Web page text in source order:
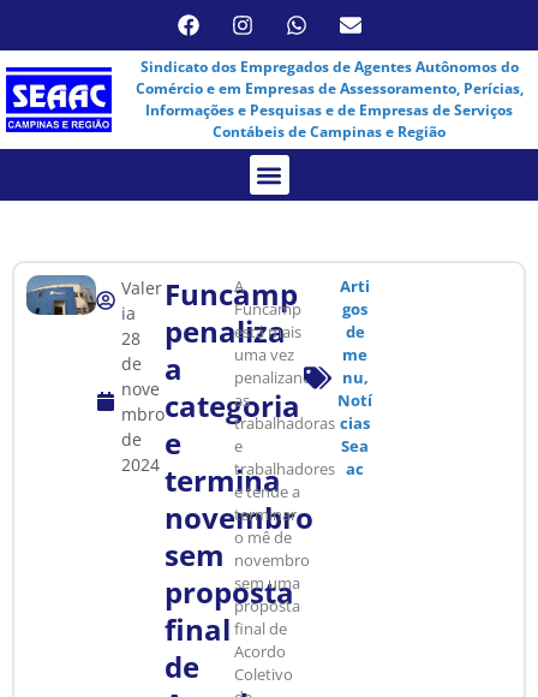
Sindicato dos Empregados de Agentes Autônomos do
Comércio e em Empresas de Assessoramento, Perícias,
Informações e Pesquisas e de Empresas de Serviços
Contábeis de Campinas e Região
Valer
ia
28
de
nove
mbro
de
2024
Funcamp
penaliza
a
categoria
e
termina
novembro
sem
proposta
final
de
A
Funcamp
está mais
uma vez
penalizando
as
trabalhadoras
e
trabalhadores
e tende a
terminar
o mê de
novembro
sem uma
proposta
final de
Acordo
Coletivo
Arti
gos
de
me
nu,
Notí
cias
Sea
ac